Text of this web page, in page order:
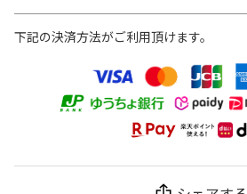
下記の決済方法がご利用頂けます。